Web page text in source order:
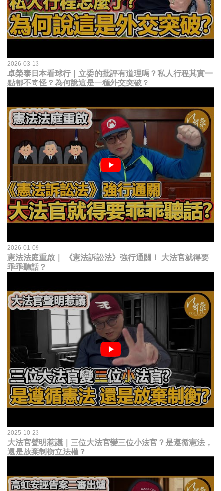
2026-03-13
卓榮泰日本看球行｜立委的批評有道理嗎？私人行程其實一
點都不奇怪？為何說這是一種外交突破？
2026-01-09
憲法法庭重啟｜ 《憲法訴訟法》強行通關！ 大法官就得要
乖乖聽話？
2025-10-23
大法官聲明惹議｜三位大法官變三位小法官？是遵循憲法，
還是放棄制衡立法權？